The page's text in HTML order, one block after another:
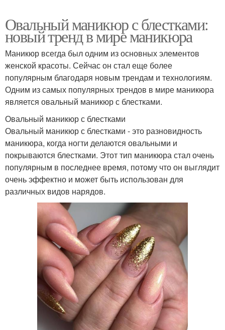
Овальный маникюр с блестками:
новый тренд в мире маникюра
Маникюр всегда был одним из основных элементов
женской красоты. Сейчас он стал еще более
популярным благодаря новым трендам и технологиям.
Одним из самых популярных трендов в мире маникюра
является овальный маникюр с блестками.
Овальный маникюр с блестками
Овальный маникюр с блестками - это разновидность
маникюра, когда ногти делаются овальными и
покрываются блестками. Этот тип маникюра стал очень
популярным в последнее время, потому что он выглядит
очень эффектно и может быть использован для
различных видов нарядов.